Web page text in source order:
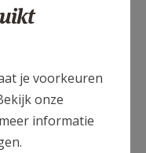
eenheid-hh-
pastorale-
hou...
je voorkeuren
onze
informatie